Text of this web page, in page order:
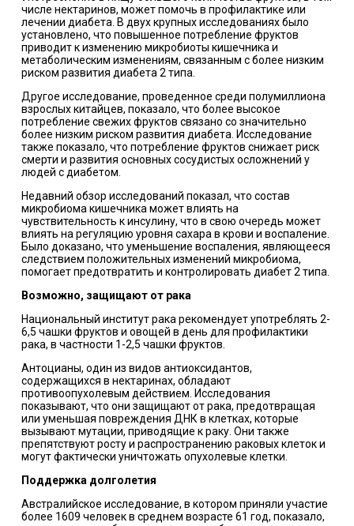
числе нектаринов, может помочь в профилактике или
лечении диабета. В двух крупных исследованиях было
установлено, что повышенное потребление фруктов
приводит к изменению микробиоты кишечника и
метаболическим изменениям, связанным с более низким
риском развития диабета 2 типа.
Другое исследование, проведенное среди полумиллиона
взрослых китайцев, показало, что более высокое
потребление свежих фруктов связано со значительно
более низким риском развития диабета. Исследование
также показало, что потребление фруктов снижает риск
смерти и развития основных сосудистых осложнений у
людей с диабетом.
Недавний обзор исследований показал, что состав
микробиома кишечника может влиять на
чувствительность к инсулину, что в свою очередь может
влиять на регуляцию уровня сахара в крови и воспаление.
Было доказано, что уменьшение воспаления, являющееся
следствием положительных изменений микробиома,
помогает предотвратить и контролировать диабет 2 типа.
Возможно, защищают от рака
Национальный институт рака рекомендует употреблять 2-
6,5 чашки фруктов и овощей в день для профилактики
рака, в частности 1-2,5 чашки фруктов.
Антоцианы, один из видов антиоксидантов,
содержащихся в нектаринах, обладают
противоопухолевым действием. Исследования
показывают, что они защищают от рака, предотвращая
или уменьшая повреждения ДНК в клетках, которые
вызывают мутации, приводящие к раку. Они также
препятствуют росту и распространению раковых клеток и
могут фактически уничтожать опухолевые клетки.
Поддержка долголетия
Австралийское исследование, в котором приняли участие
более 1609 человек в среднем возрасте 61 год, показало,